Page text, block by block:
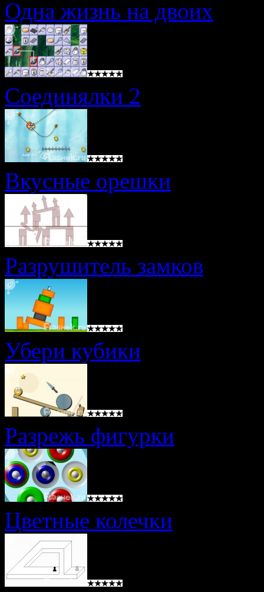
Одна жизнь на двоих
Соединялки 2
Вкусные орешки
Разрушитель замков
Убери кубики
Разрежь фигурки
Цветные колечки